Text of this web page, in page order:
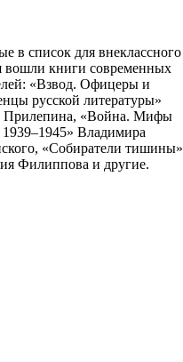
в список для внеклассного
вошли книги современных
«Взвод. Офицеры и
русской литературы»
Прилепина, «Война. Мифы
Владимира
«Собиратели тишины»
Филиппова и другие.